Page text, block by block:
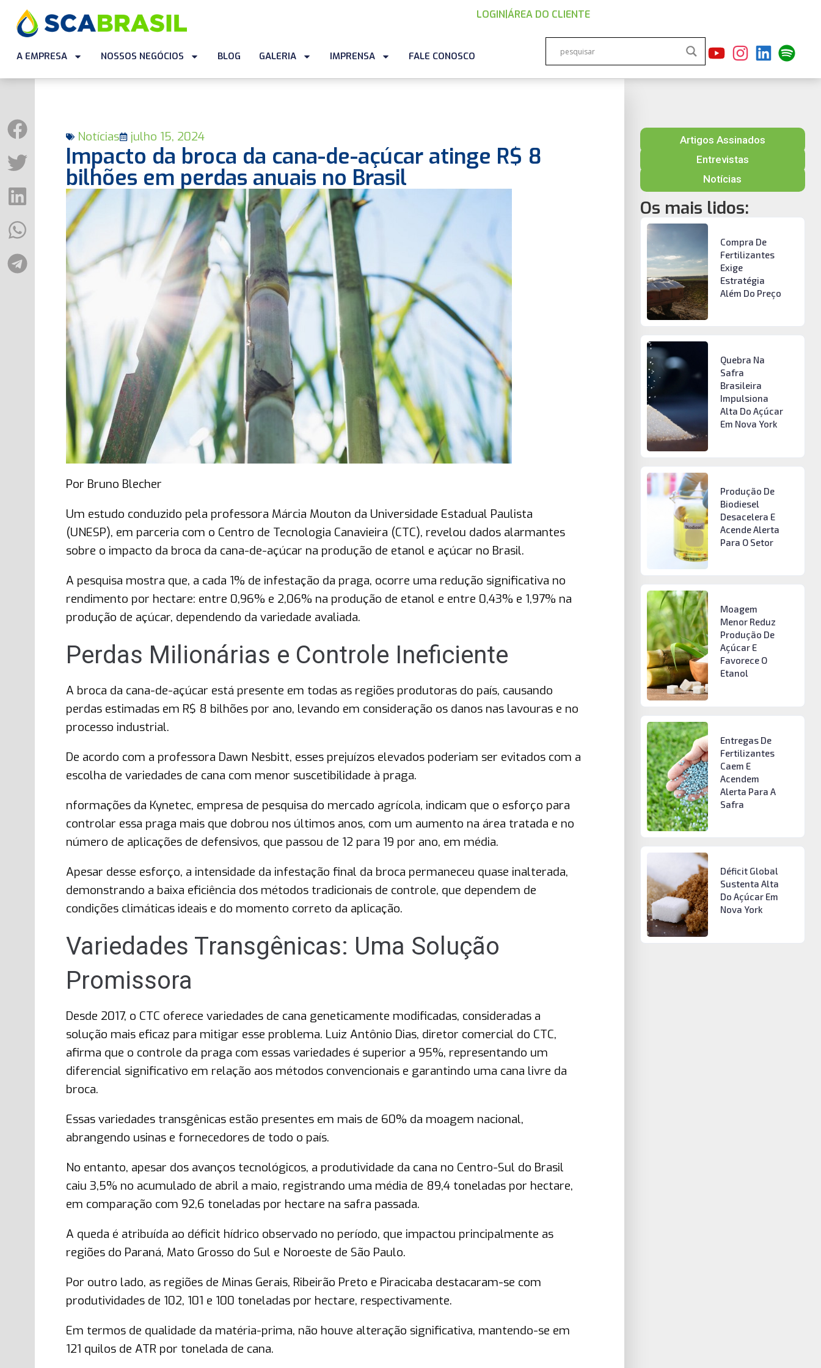
LOGIN |ÁREA DO CLIENTE
A EMPRESA NOSSOS NEGÓCIOS BLOG GALERIA IMPRENSA FALE CONOSCO
Notícias julho 15, 2024
Impacto da broca da cana-de-açúcar atinge R$ 8
bilhões em perdas anuais no Brasil
Por Bruno Blecher
Um estudo conduzido pela professora Márcia Mouton da Universidade Estadual Paulista
(UNESP), em parceria com o Centro de Tecnologia Canavieira (CTC), revelou dados alarmantes
sobre o impacto da broca da cana-de-açúcar na produção de etanol e açúcar no Brasil.
A pesquisa mostra que, a cada 1% de infestação da praga, ocorre uma redução significativa no
rendimento por hectare: entre 0,96% e 2,06% na produção de etanol e entre 0,43% e 1,97% na
produção de açúcar, dependendo da variedade avaliada.
Perdas Milionárias e Controle Ineficiente
A broca da cana-de-açúcar está presente em todas as regiões produtoras do país, causando
perdas estimadas em R$ 8 bilhões por ano, levando em consideração os danos nas lavouras e no
processo industrial.
De acordo com a professora Dawn Nesbitt, esses prejuízos elevados poderiam ser evitados com a
escolha de variedades de cana com menor suscetibilidade à praga.
nformações da Kynetec, empresa de pesquisa do mercado agrícola, indicam que o esforço para
controlar essa praga mais que dobrou nos últimos anos, com um aumento na área tratada e no
número de aplicações de defensivos, que passou de 12 para 19 por ano, em média.
Apesar desse esforço, a intensidade da infestação final da broca permaneceu quase inalterada,
demonstrando a baixa eficiência dos métodos tradicionais de controle, que dependem de
condições climáticas ideais e do momento correto da aplicação.
Variedades Transgênicas: Uma Solução
Promissora
Desde 2017, o CTC oferece variedades de cana geneticamente modificadas, consideradas a
solução mais eficaz para mitigar esse problema. Luiz Antônio Dias, diretor comercial do CTC,
afirma que o controle da praga com essas variedades é superior a 95%, representando um
diferencial significativo em relação aos métodos convencionais e garantindo uma cana livre da
broca.
Essas variedades transgênicas estão presentes em mais de 60% da moagem nacional,
abrangendo usinas e fornecedores de todo o país.
No entanto, apesar dos avanços tecnológicos, a produtividade da cana no Centro-Sul do Brasil
caiu 3,5% no acumulado de abril a maio, registrando uma média de 89,4 toneladas por hectare,
em comparação com 92,6 toneladas por hectare na safra passada.
A queda é atribuída ao déficit hídrico observado no período, que impactou principalmente as
regiões do Paraná, Mato Grosso do Sul e Noroeste de São Paulo.
Por outro lado, as regiões de Minas Gerais, Ribeirão Preto e Piracicaba destacaram-se com
produtividades de 102, 101 e 100 toneladas por hectare, respectivamente.
Em termos de qualidade da matéria-prima, não houve alteração significativa, mantendo-se em
121 quilos de ATR por tonelada de cana.
Artigos Assinados
Entrevistas
Notícias
Os mais lidos:
Compra De
Fertilizantes
Exige
Estratégia
Além Do Preço
Quebra Na
Safra
Brasileira
Impulsiona
Alta Do Açúcar
Em Nova York
Produção De
Biodiesel
Desacelera E
Acende Alerta
Para O Setor
Moagem
Menor Reduz
Produção De
Açúcar E
Favorece O
Etanol
Entregas De
Fertilizantes
Caem E
Acendem
Alerta Para A
Safra
Déficit Global
Sustenta Alta
Do Açúcar Em
Nova York